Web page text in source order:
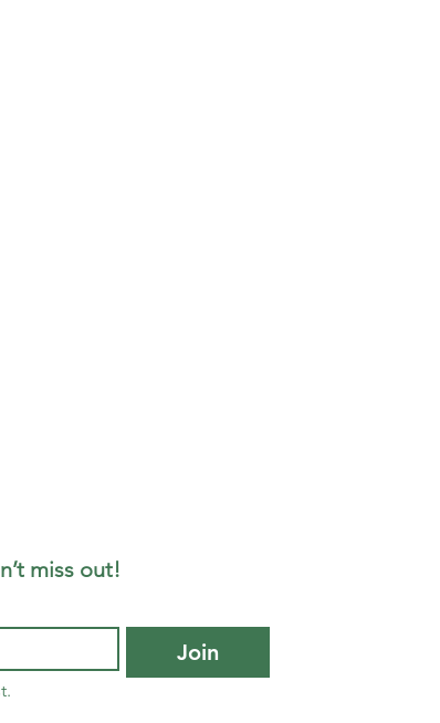
miss out!
Join